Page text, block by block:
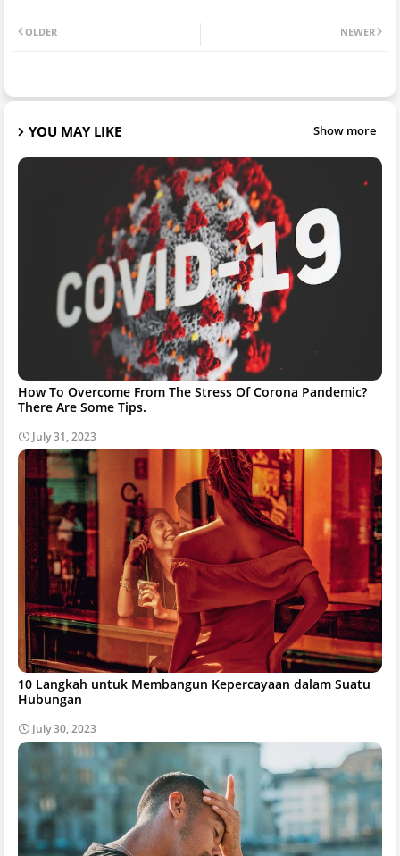
NEWER
OLDER
YOU MAY LIKE Show more
How To Overcome From The Stress Of Corona Pandemic?
There Are Some Tips.
July 31, 2023
10 Langkah untuk Membangun Kepercayaan dalam Suatu
Hubungan
July 30, 2023